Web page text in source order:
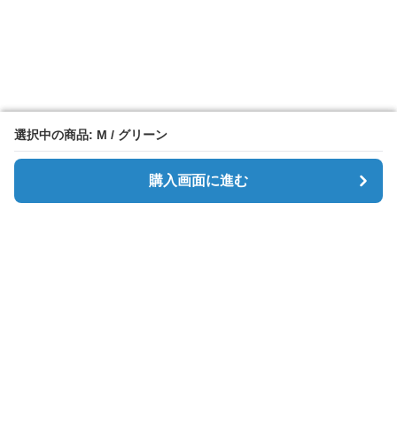
選択中の商品: M / グリーン
購入画面に進む
選択中の商品: M / グリーン
購入画面に進む